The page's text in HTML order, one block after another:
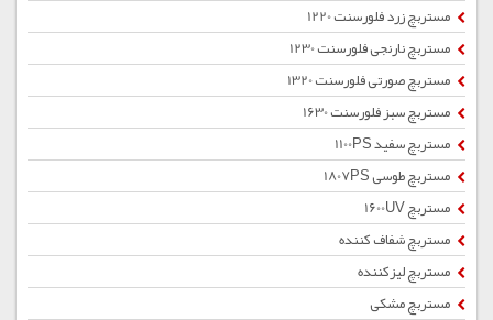
مستربچ زرد فلورسنت 1220
مستربچ نارنجی فلورسنت 1230
مستربچ صورتی فلورسنت 1320
مستربچ سبز فلورسنت 1630
مستربچ سفید 1100PS
مستربچ طوسی 1807PS
مستربچ 1600UV
مستربچ شفاف کننده
مستربچ لیزکننده
مستربچ مشکی